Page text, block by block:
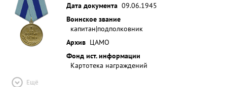
Дата документа 09.06.1945
Воинское звание
капитан|подполковник
Архив ЦАМО
Фонд ист. информации
Картотека награждений
Ещё